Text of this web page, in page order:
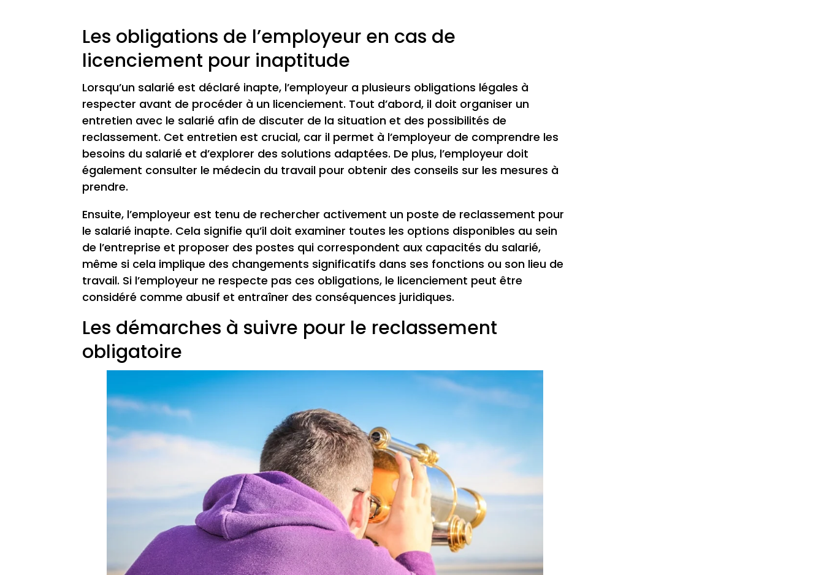
Les obligations de l’employeur en cas de
licenciement pour inaptitude
Lorsqu’un salarié est déclaré inapte, l’employeur a plusieurs obligations légales à
respecter avant de procéder à un licenciement. Tout d’abord, il doit organiser un
entretien avec le salarié afin de discuter de la situation et des possibilités de
reclassement. Cet entretien est crucial, car il permet à l’employeur de comprendre les
besoins du salarié et d’explorer des solutions adaptées. De plus, l’employeur doit
également consulter le médecin du travail pour obtenir des conseils sur les mesures à
prendre.
Ensuite, l’employeur est tenu de rechercher activement un poste de reclassement pour
le salarié inapte. Cela signifie qu’il doit examiner toutes les options disponibles au sein
de l’entreprise et proposer des postes qui correspondent aux capacités du salarié,
même si cela implique des changements significatifs dans ses fonctions ou son lieu de
travail. Si l’employeur ne respecte pas ces obligations, le licenciement peut être
considéré comme abusif et entraîner des conséquences juridiques.
Les démarches à suivre pour le reclassement
obligatoire